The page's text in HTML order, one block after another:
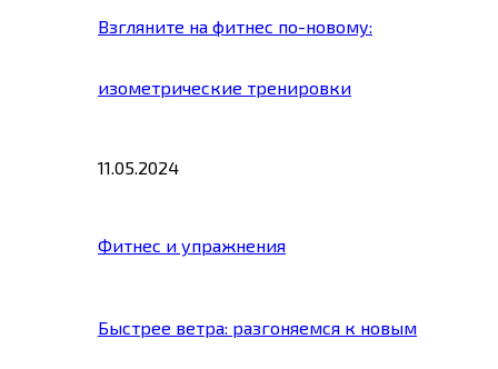
Взгляните на фитнес по-новому:
изометрические тренировки
11.05.2024
Фитнес и упражнения
Быстрее ветра: разгоняемся к новым